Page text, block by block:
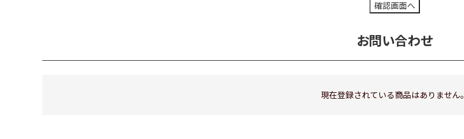
お問い合わせ
現在登録されている商品はありません。